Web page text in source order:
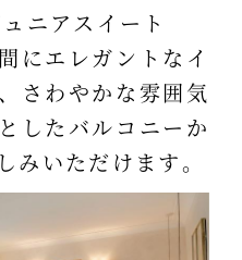
ニアスイート
にエレガントなイ
さわやかな雰囲気
したバルコニーか
みいただけます。